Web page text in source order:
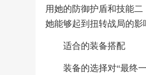
用她的防御护盾和技能
她能够起到扭转战局的影
适合的装备搭配
装备的选择对“最终